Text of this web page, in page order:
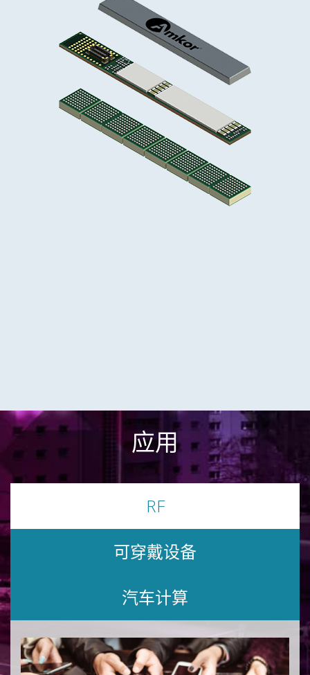
应用
RF
可穿戴设备
汽车计算